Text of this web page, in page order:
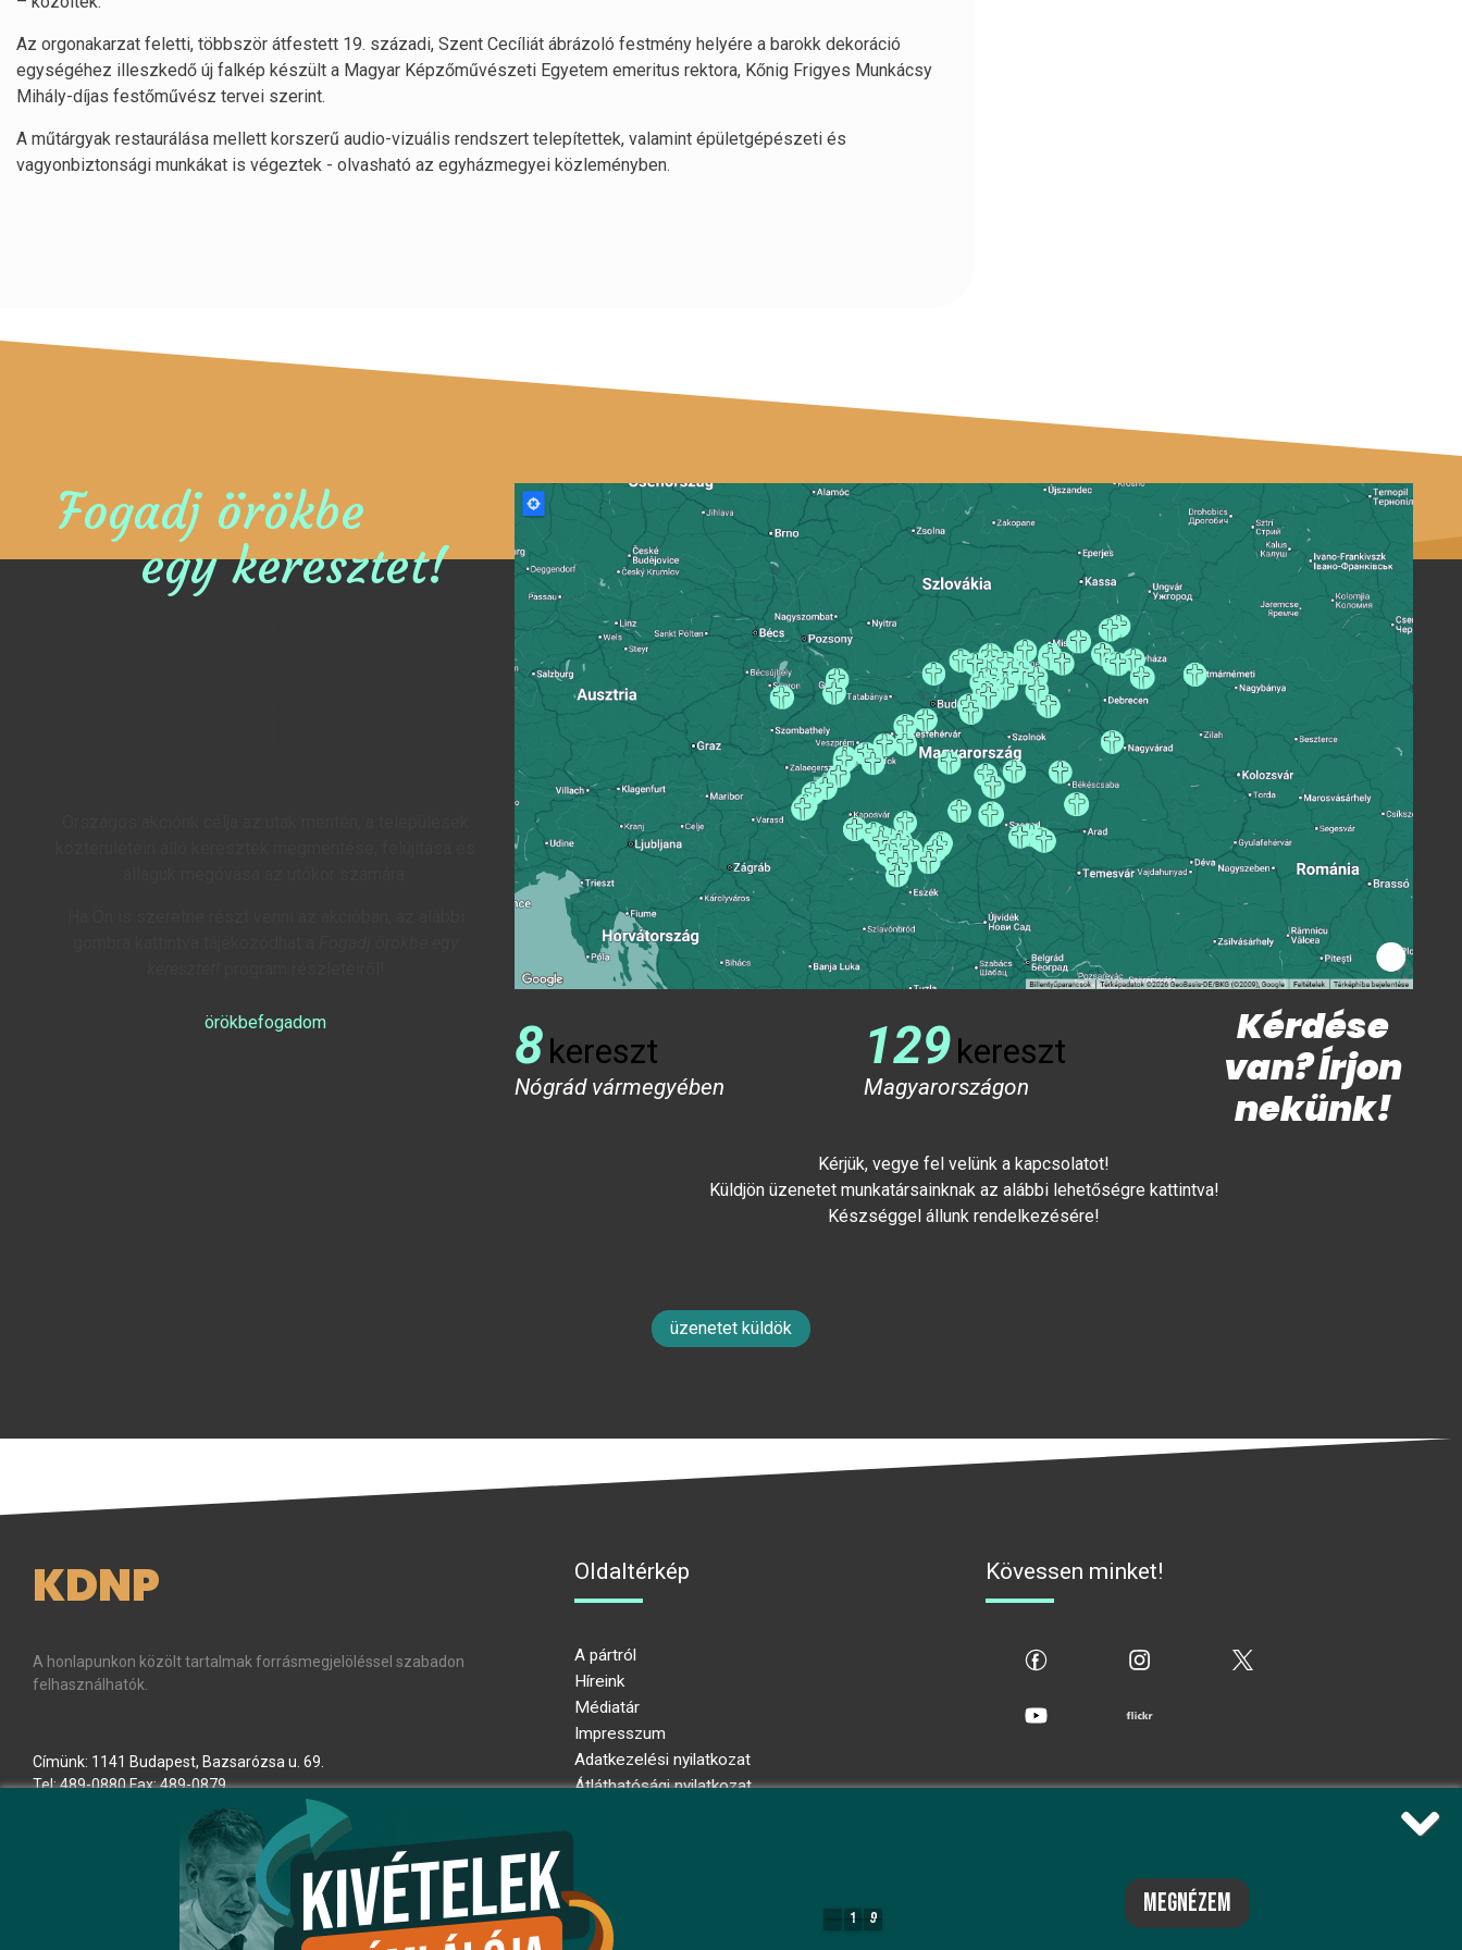
Az orgonakarzat feletti, többször átfestett 19. századi, Szent Cecíliát ábrázoló festmény helyére a barokk dekoráció
egységéhez illeszkedő új falkép készült a Magyar Képzőművészeti Egyetem emeritus rektora, Kőnig Frigyes Munkácsy
Mihály-díjas festőművész tervei szerint.
A műtárgyak restaurálása mellett korszerű audio-vizuális rendszert telepítettek, valamint épületgépészeti és
vagyonbiztonsági munkákat is végeztek - olvasható az egyházmegyei közleményben.
Fogadj örökbe
egy keresztet!
örökbefogadom 8kereszt
Nógrád vármegyében
129kereszt
Magyarországon
Kérdése
van? Írjon
nekünk!
Kérjük, vegye fel velünk a kapcsolatot!
Küldjön üzenetet munkatársainknak az alábbi lehetőségre kattintva!
Készséggel állunk rendelkezésére!
üzenetet küldök
KDNP
A honlapunkon közölt tartalmak forrásmegjelöléssel szabadon
felhasználhatók.
Címünk: 1141 Budapest, Bazsarózsa u. 69.
Tel: 489-0880 Fax: 489-0879
hu(kdnp[at]kdnp[dot]hu)
Minden jog fenntartva! © KDNP
Oldaltérkép
A pártról
Híreink
Médiatár
Impresszum
Adatkezelési nyilatkozat
Átláthatósági nyilatkozat
Kövessen minket!
flickr
11 9
7
9
megnézem